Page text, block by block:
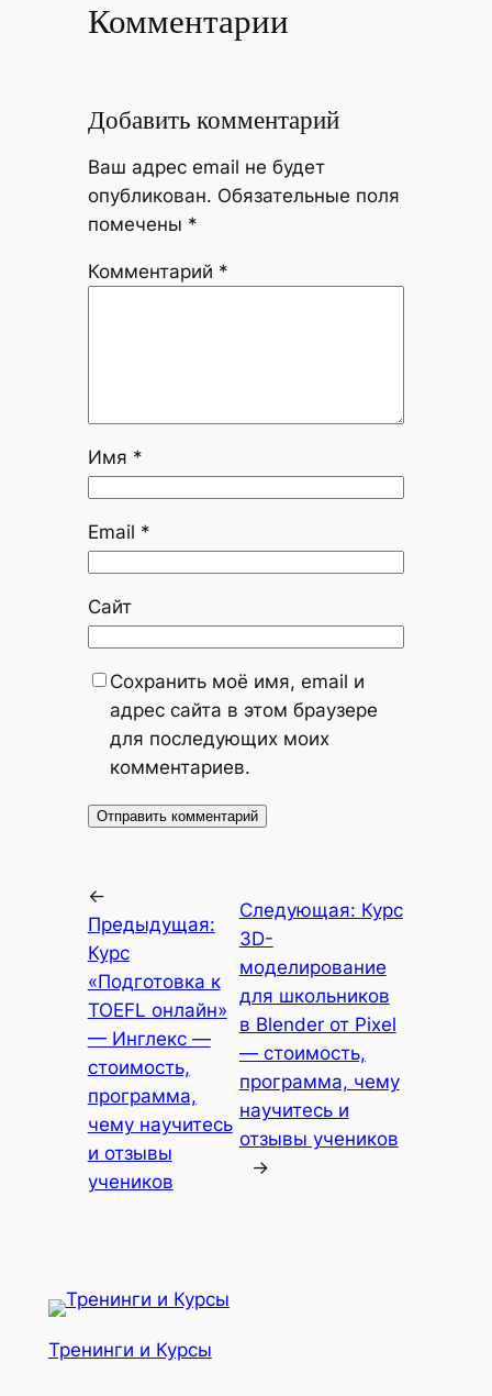
Комментарии
Добавить комментарий
Ваш адрес email не будет
опубликован. Обязательные поля
помечены *
Комментарий *
Имя *
Email *
Сайт
Сохранить моё имя, email и
адрес сайта в этом браузере
для последующих моих
комментариев.
←
Предыдущая:
Курс
«Подготовка к
TOEFL онлайн»
— Инглекс —
стоимость,
программа,
чему научитесь
и отзывы
учеников
Следующая: Курс
3D-
моделирование
для школьников
в Blender от Pixel
— стоимость,
программа, чему
научитесь и
отзывы учеников
→
Тренинги и Курсы